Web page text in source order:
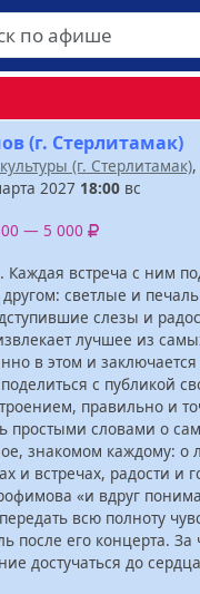
(г. Стерлитамак)
(г. Стерлитамак),
2027 18:00 вс
— 5 000
встреча с ним
другом: светлые и
слезы и
лучшее из
в этом и заключается
с публикой
правильно и
простыми словами о
знакомом каждому: о
и встречах, радости и
«и вдруг
всю полноту
после его концерта.
достучаться до